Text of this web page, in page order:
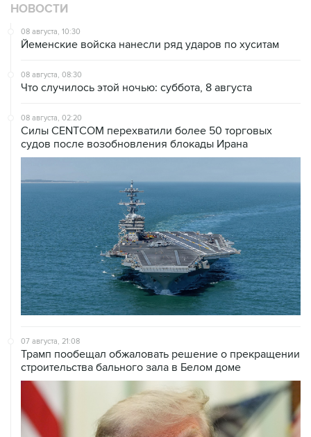
НОВОСТИ
08 августа, 10:30
Йеменские войска нанесли ряд ударов по хуситам
08 августа, 08:30
Что случилось этой ночью: суббота, 8 августа
08 августа, 02:20
Силы CENTCOM перехватили более 50 торговых
судов после возобновления блокады Ирана
07 августа, 21:08
Трамп пообещал обжаловать решение о прекращении
строительства бального зала в Белом доме